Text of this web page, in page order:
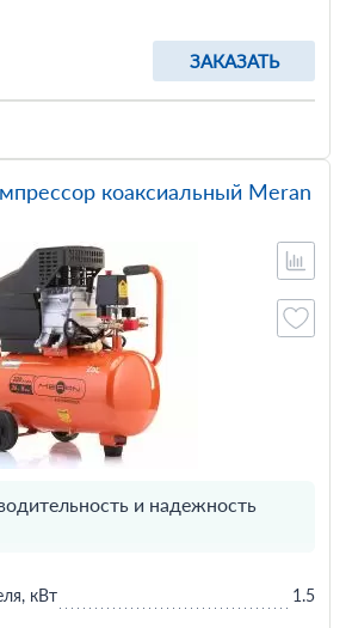
ЗАКАЗАТЬ
коаксиальный Meran
и надежность
кВт 1.5